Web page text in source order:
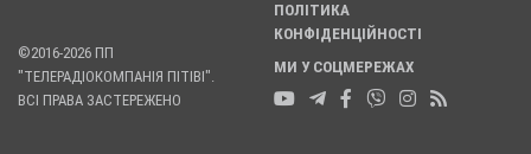
©2016-2026 ПП
"ТЕЛЕРАДІОКОМПАНІЯ ПІТІВІ".
ВСІ ПРАВА ЗАСТЕРЕЖЕНО
ПОЛІТИКА
КОНФІДЕНЦІЙНОСТІ
МИ У СОЦМЕРЕЖАХ